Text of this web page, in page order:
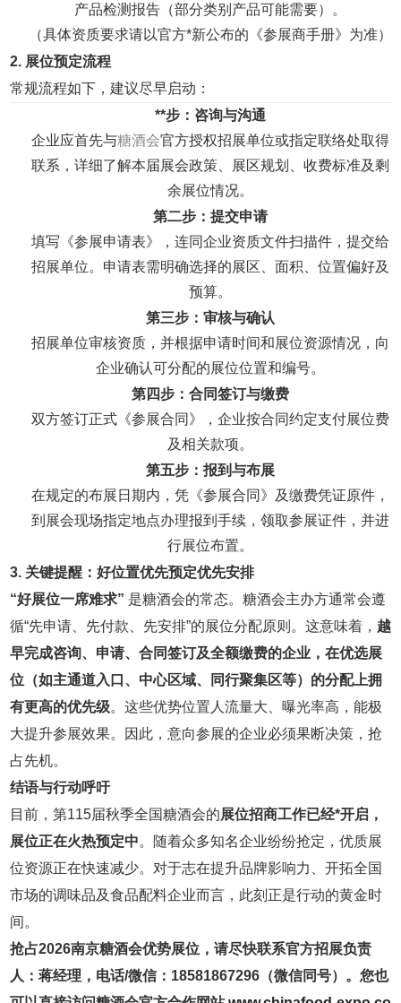
产品检测报告（部分类别产品可能需要）。
（具体资质要求请以官方*新公布的《参展商手册》为准）
2. 展位预定流程
常规流程如下，建议尽早启动：
**步：咨询与沟通
企业应首先与糖酒会官方授权招展单位或指定联络处取得
联系，详细了解本届展会政策、展区规划、收费标准及剩
余展位情况。
第二步：提交申请
填写《参展申请表》，连同企业资质文件扫描件，提交给
招展单位。申请表需明确选择的展区、面积、位置偏好及
预算。
第三步：审核与确认
招展单位审核资质，并根据申请时间和展位资源情况，向
企业确认可分配的展位位置和编号。
第四步：合同签订与缴费
双方签订正式《参展合同》，企业按合同约定支付展位费
及相关款项。
第五步：报到与布展
在规定的布展日期内，凭《参展合同》及缴费凭证原件，
到展会现场指定地点办理报到手续，领取参展证件，并进
行展位布置。
3. 关键提醒：好位置优先预定优先安排
“好展位一席难求” 是糖酒会的常态。糖酒会主办方通常会遵
循“先申请、先付款、先安排”的展位分配原则。这意味着， 越
早完成咨询、申请、合同签订及全额缴费的企业，在优选展
位（如主通道入口、中心区域、同行聚集区等）的分配上拥
有更高的优先级。这些优势位置人流量大、曝光率高，能极
大提升参展效果。因此，意向参展的企业必须果断决策，抢
占先机。
结语与行动呼吁
目前，第115届秋季全国糖酒会的展位招商工作已经*开启，
展位正在火热预定中。随着众多知名企业纷纷抢定，优质展
位资源正在快速减少。对于志在提升品牌影响力、开拓全国
市场的调味品及食品配料企业而言，此刻正是行动的黄金时
间。
抢占2026南京糖酒会优势展位，请尽快联系官方招展负责
人：蒋经理，电话/微信：18581867296（微信同号）。您也